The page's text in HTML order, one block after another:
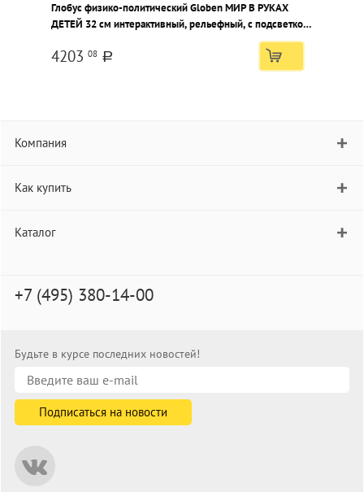
Глобус физико-политический Globen МИР В РУКАХ
ДЕТЕЙ 32 см интерактивный, рельефный, с подсветкой
4203 08 a
Компания
Как купить
Каталог
+7 (495) 380-14-00
Будьте в курсе последних новостей!